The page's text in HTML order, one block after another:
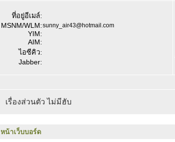
ที่อยู่อีเมล์:
MSNM/WLM:sunny_air43@hotmail.com
YIM:
AIM:
ไอซีคิว:
Jabber:
เรื่องส่วนตัว ไม่มีฮับ
หน้าเว็บบอร์ด